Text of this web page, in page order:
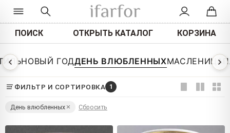
ПОИСК ОТКРЫТЬ КАТАЛОГ КОРЗИНА
НОВЫЙ ГОДДЕНЬ ВЛЮБЛЕННЫХМАСЛЕНИЦА
ФИЛЬТР И СОРТИРОВКА 1
День влюбленных Сбросить